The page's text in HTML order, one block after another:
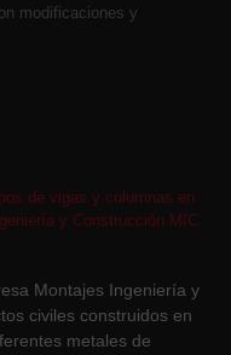
modificaciones y
Montajes Ingeniería y
civiles construidos en
metales de